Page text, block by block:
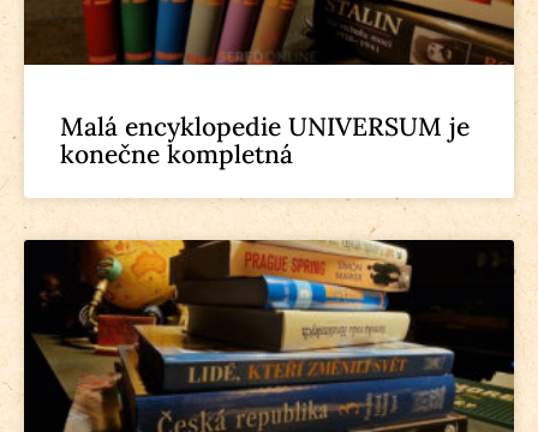
Malá encyklopedie UNIVERSUM je
konečne kompletná